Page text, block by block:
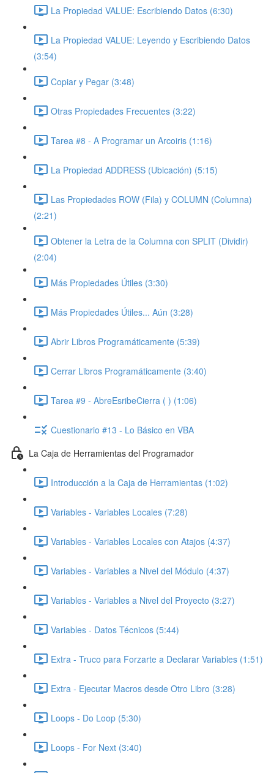
La Propiedad VALUE: Escribiendo Datos (6:30)
La Propiedad VALUE: Leyendo y Escribiendo Datos
(3:54)
Copiar y Pegar (3:48)
Otras Propiedades Frecuentes (3:22)
Tarea #8 - A Programar un Arcoiris (1:16)
La Propiedad ADDRESS (Ubicación) (5:15)
Las Propiedades ROW (Fila) y COLUMN (Columna)
(2:21)
Obtener la Letra de la Columna con SPLIT (Dividir)
(2:04)
Más Propiedades Útiles (3:30)
Más Propiedades Útiles... Aún (3:28)
Abrir Libros Programáticamente (5:39)
Cerrar Libros Programáticamente (3:40)
Tarea #9 - AbreEsribeCierra ( ) (1:06)
Cuestionario #13 - Lo Básico en VBA
La Caja de Herramientas del Programador
Introducción a la Caja de Herramientas (1:02)
Variables - Variables Locales (7:28)
Variables - Variables Locales con Atajos (4:37)
Variables - Variables a Nivel del Módulo (4:37)
Variables - Variables a Nivel del Proyecto (3:27)
Variables - Datos Técnicos (5:44)
Extra - Truco para Forzarte a Declarar Variables (1:51)
Extra - Ejecutar Macros desde Otro Libro (3:28)
Loops - Do Loop (5:30)
Loops - For Next (3:40)